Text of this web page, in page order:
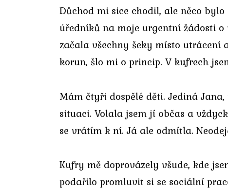
Důchod mi sice chodil, ale něco
úředníků na moje urgentní žádosti
začala všechny šeky místo utrácení
korun, šlo mi o princip. V kufrech
Mám čtyři dospělé děti. Jediná
situaci. Volala jsem jí občas a
se vrátím k ní. Já ale odmítla.
Kufry mě doprovázely všude, kde
podařilo promluvit si se sociální